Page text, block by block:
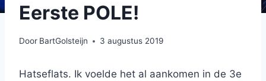
Eerste POLE!
Door BartGolsteijn 3 augustus 2019
Hatseflats. Ik voelde het al aankomen in de 3e